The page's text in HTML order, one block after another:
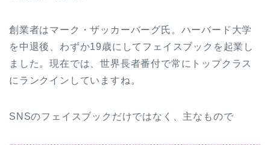
創業者はマーク・ザッカーバーグ氏。ハーバード大学
を中退後、わずか19歳にしてフェイスブックを起業し
ました。現在では、世界長者番付で常にトップクラス
にランクインしていますね。
SNSのフェイスブックだけではなく、主なもので